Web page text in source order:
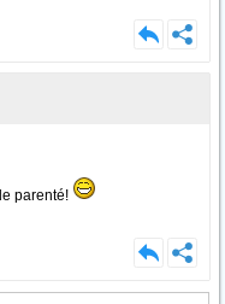
parenté!